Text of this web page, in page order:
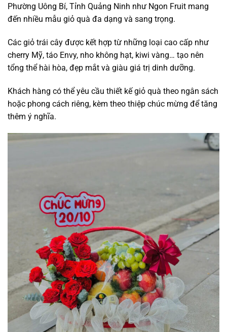
Phường Uông Bí, Tỉnh Quảng Ninh như Ngon Fruit mang
đến nhiều mẫu giỏ quà đa dạng và sang trọng.
Các giỏ trái cây được kết hợp từ những loại cao cấp như
cherry Mỹ, táo Envy, nho không hạt, kiwi vàng… tạo nên
tổng thể hài hòa, đẹp mắt và giàu giá trị dinh dưỡng.
Khách hàng có thể yêu cầu thiết kế giỏ quà theo ngân sách
hoặc phong cách riêng, kèm theo thiệp chúc mừng để tăng
thêm ý nghĩa.